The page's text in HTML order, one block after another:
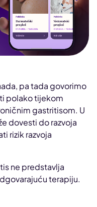
pa tada govorimo
polako tijekom
gastritisom. U
dovesti do razvoja
rizik razvoja
ne predstavlja
terapiju.